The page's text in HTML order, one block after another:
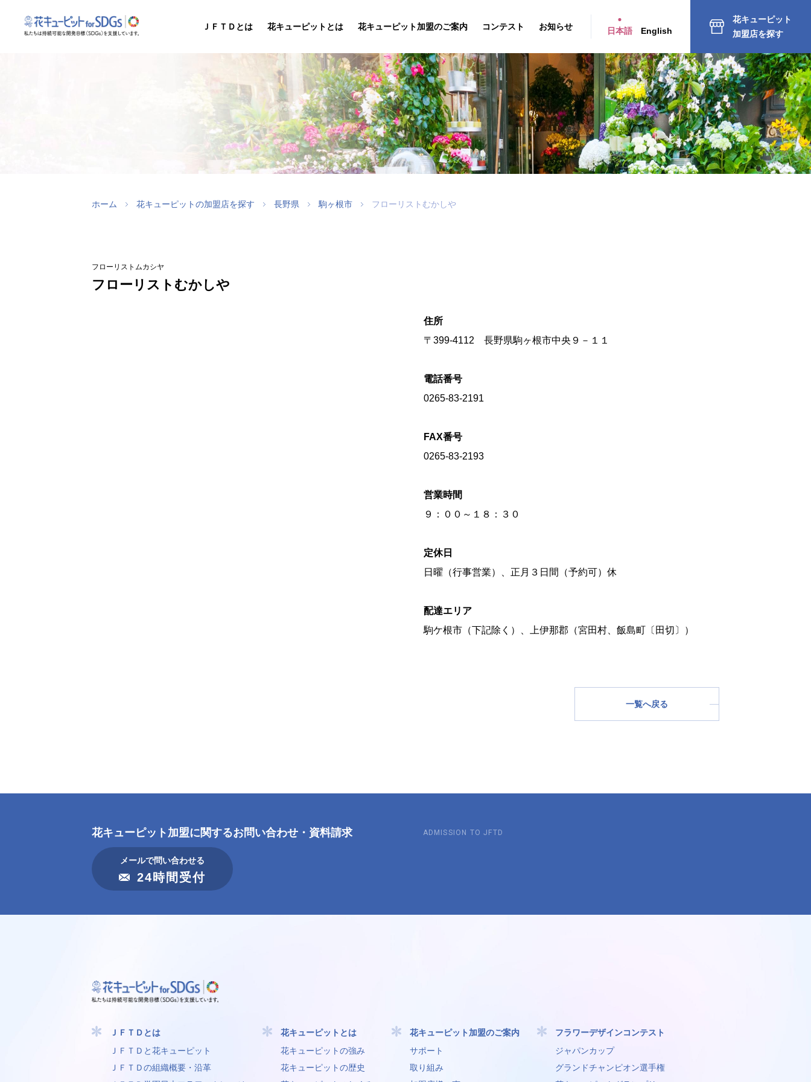
ＪＦＴＤとは 花キューピットとは 花キューピット加盟のご案内 コンテスト お知らせ 日本語 English
花キューピット
加盟店を探す
ホーム 花キューピットの加盟店を探す 長野県 駒ヶ根市 フローリストむかしや
フローリストムカシヤ
フローリストむかしや
住所
〒399-4112 長野県駒ヶ根市中央９－１１
電話番号
0265-83-2191
FAX番号
0265-83-2193
営業時間
９：００～１８：３０
定休日
日曜（行事営業）、正月３日間（予約可）休
配達エリア
駒ケ根市（下記除く）、上伊那郡（宮田村、飯島町〔田切〕）
一覧へ戻る
花キューピット加盟に関するお問い合わせ ・ 資料請求 ADMISSION TO JFTD
メールで問い合わせる
24時間受付
ＪＦＴＤとは
ＪＦＴＤと花キューピット
ＪＦＴＤの組織概要・沿革
花キューピットとは
花キューピットの強み
花キューピットの歴史
花キューピット加盟のご案内
サポート
取り組み
フラワーデザインコンテスト
ジャパンカップ
グランドチャンピオン選手権